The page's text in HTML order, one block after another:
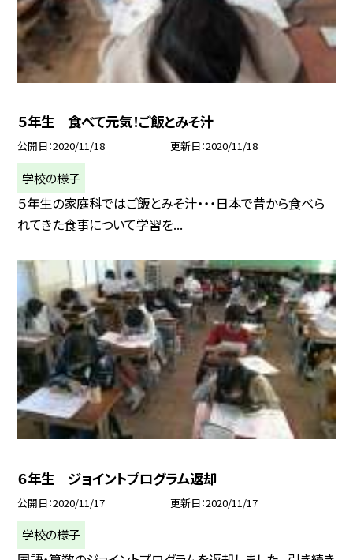
５年生 食べて元気！ご飯とみそ汁
公開日 2020/11/18 更新日 2020/11/18
学校の様子
５年生の家庭科ではご飯とみそ汁・・・日本で昔から食べら
れてきた食事について学習を...
６年生 ジョイントプログラム返却
公開日 2020/11/17 更新日 2020/11/17
学校の様子